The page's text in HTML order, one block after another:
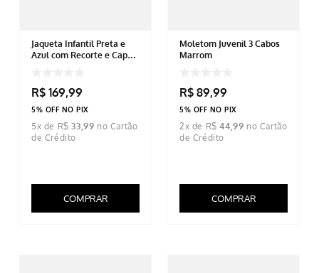
Jaqueta Infantil Preta e
Azul com Recorte e Capuz
R$ 169,99
5% OFF NO PIX
5x de R$ 33,99
COMPRAR
Moletom Juvenil 3 Cabos
Marrom
R$ 89,99
5% OFF NO PIX
2x de R$ 44,99
COMPRAR